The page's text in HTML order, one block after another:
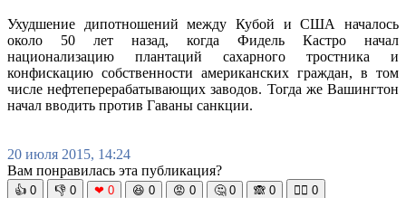
Ухудшение дипотношений между Кубой и США началось
около 50 лет назад, когда Фидель Кастро начал
национализацию плантаций сахарного тростника и
конфискацию собственности американских граждан, в том
числе нефтеперерабатывающих заводов. Тогда же Вашингтон
начал вводить против Гаваны санкции.
20 июля 2015, 14:24
Вам понравилась эта публикация?
👍 0 👎 0 ❤ 0 😆 0 😡 0 🤔 0 🙈 0 🧘‍♀️ 0